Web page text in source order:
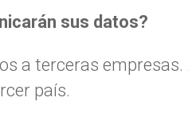
sus datos?
a terceras
país.